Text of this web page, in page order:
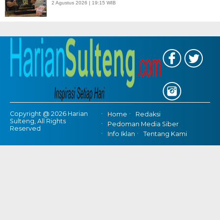
2 Agustus 2026 | 19:15 WIB
Copyright @ 2026 Harian
Sulteng, All Rights
Reserved
Home
Redaksi
Pedoman Media Siber
Info Iklan
Tentang Kami